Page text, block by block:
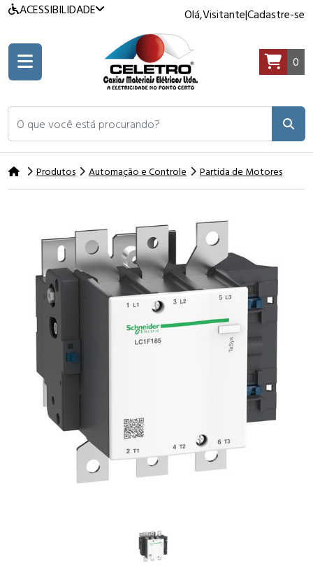
ACESSIBILIDADE Olá,Visitante|Cadastre-se
O que você está procurando?
0
Produtos Automação e Controle Partida de Motores